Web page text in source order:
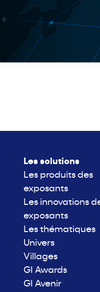
Les solutions
Les produits des
exposants
Les innovations
exposants
Les thématiques
Univers
Villages
GI Awards
GI Avenir